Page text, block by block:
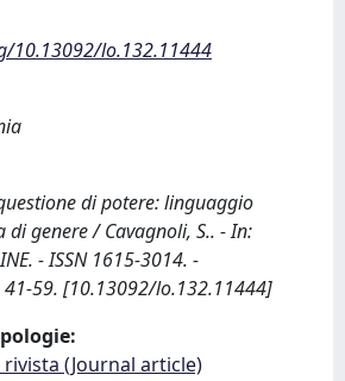
10.13092/lo.132.11444
di potere: linguaggio
genere / Cavagnoli, S.. - In:
- ISSN 1615-3014. -
41-59. [10.13092/lo.132.11444]
(Journal article)